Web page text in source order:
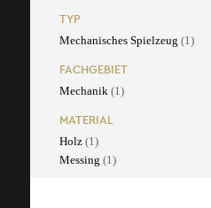
TYP
Mechanisches Spielzeug (1)
FACHGEBIET
Mechanik (1)
MATERIAL
Holz (1)
Messing (1)